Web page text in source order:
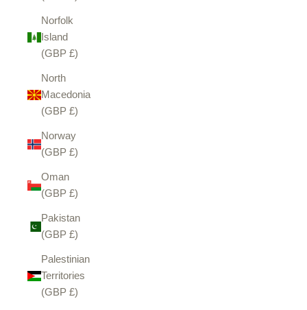
Norfolk
Island
(GBP £)
North
Macedonia
(GBP £)
Norway
(GBP £)
Oman
(GBP £)
Pakistan
(GBP £)
Palestinian
Territories
(GBP £)